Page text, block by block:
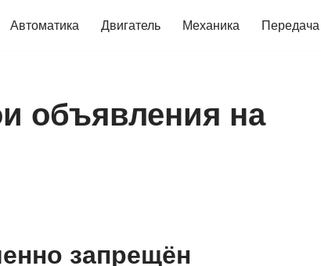
Автоматика Двигатель Механика Передача
объявления на
запрещён